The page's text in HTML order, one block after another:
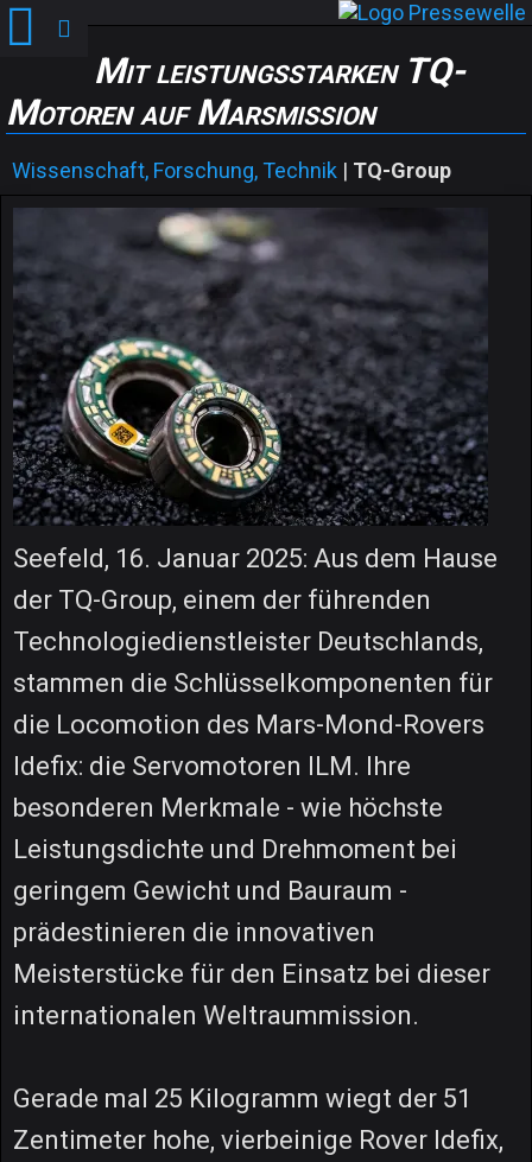
Mit leistungsstarken TQ-
Motoren auf Marsmission
Wissenschaft, Forschung, Technik | TQ-Group
Seefeld, 16. Januar 2025: Aus dem Hause
der TQ-Group, einem der führenden
Technologiedienstleister Deutschlands,
stammen die Schlüsselkomponenten für
die Locomotion des Mars-Mond-Rovers
Idefix: die Servomotoren ILM. Ihre
besonderen Merkmale - wie höchste
Leistungsdichte und Drehmoment bei
geringem Gewicht und Bauraum -
prädestinieren die innovativen
Meisterstücke für den Einsatz bei dieser
internationalen Weltraummission.
Gerade mal 25 Kilogramm wiegt der 51
Zentimeter hohe, vierbeinige Rover Idefix,